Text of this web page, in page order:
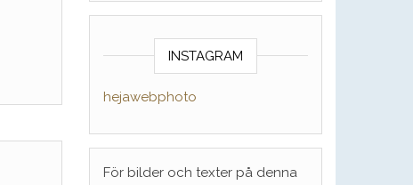
INSTAGRAM
hejawebphoto
För bilder och texter på denna